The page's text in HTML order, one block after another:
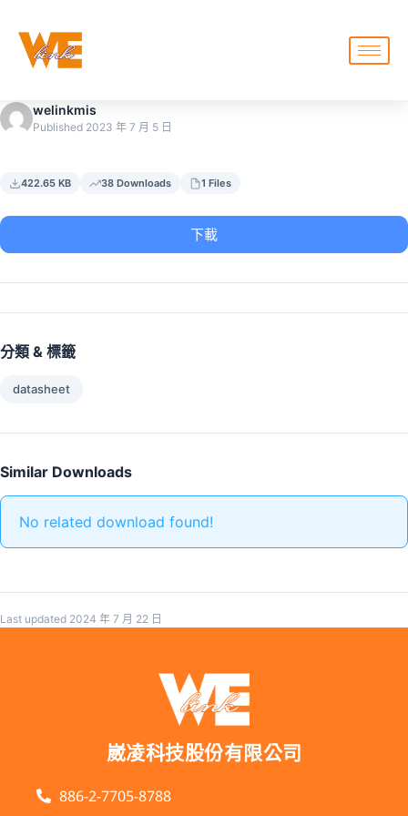
welinkmis
Published 2023 年 7 月 5 日
422.65 KB 38 Downloads 1 Files
下載
分類 & 標籤
datasheet
Similar Downloads
No related download found!
Last updated 2024 年 7 月 22 日
崴凌科技股份有限公司
886-2-7705-8788